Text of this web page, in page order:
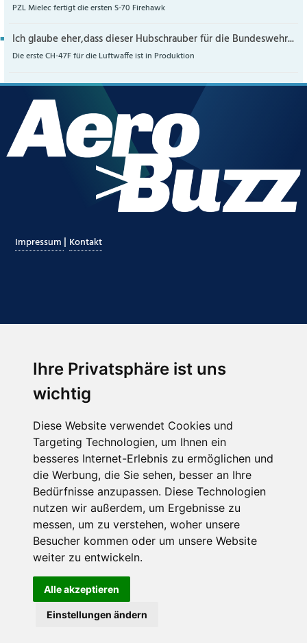
Ihre Privatsphäre ist uns
wichtig
Diese Website verwendet Cookies und
Targeting Technologien, um Ihnen ein
besseres Internet-Erlebnis zu ermöglichen und
die Werbung, die Sie sehen, besser an Ihre
Bedürfnisse anzupassen. Diese Technologien
nutzen wir außerdem, um Ergebnisse zu
messen, um zu verstehen, woher unsere
Besucher kommen oder um unsere Website
weiter zu entwickeln.
Alle akzeptieren
Einstellungen ändern
PZL Mielec fertigt die ersten S-70 Firehawk
Ich glaube eher,dass dieser Hubschrauber für die Bundeswehr...
Die erste CH-47F für die Luftwaffe ist in Produktion
Impressum | Kontakt
Hier finden Sie uns auch
Abonnieren Sie unseren Newsletter
Email